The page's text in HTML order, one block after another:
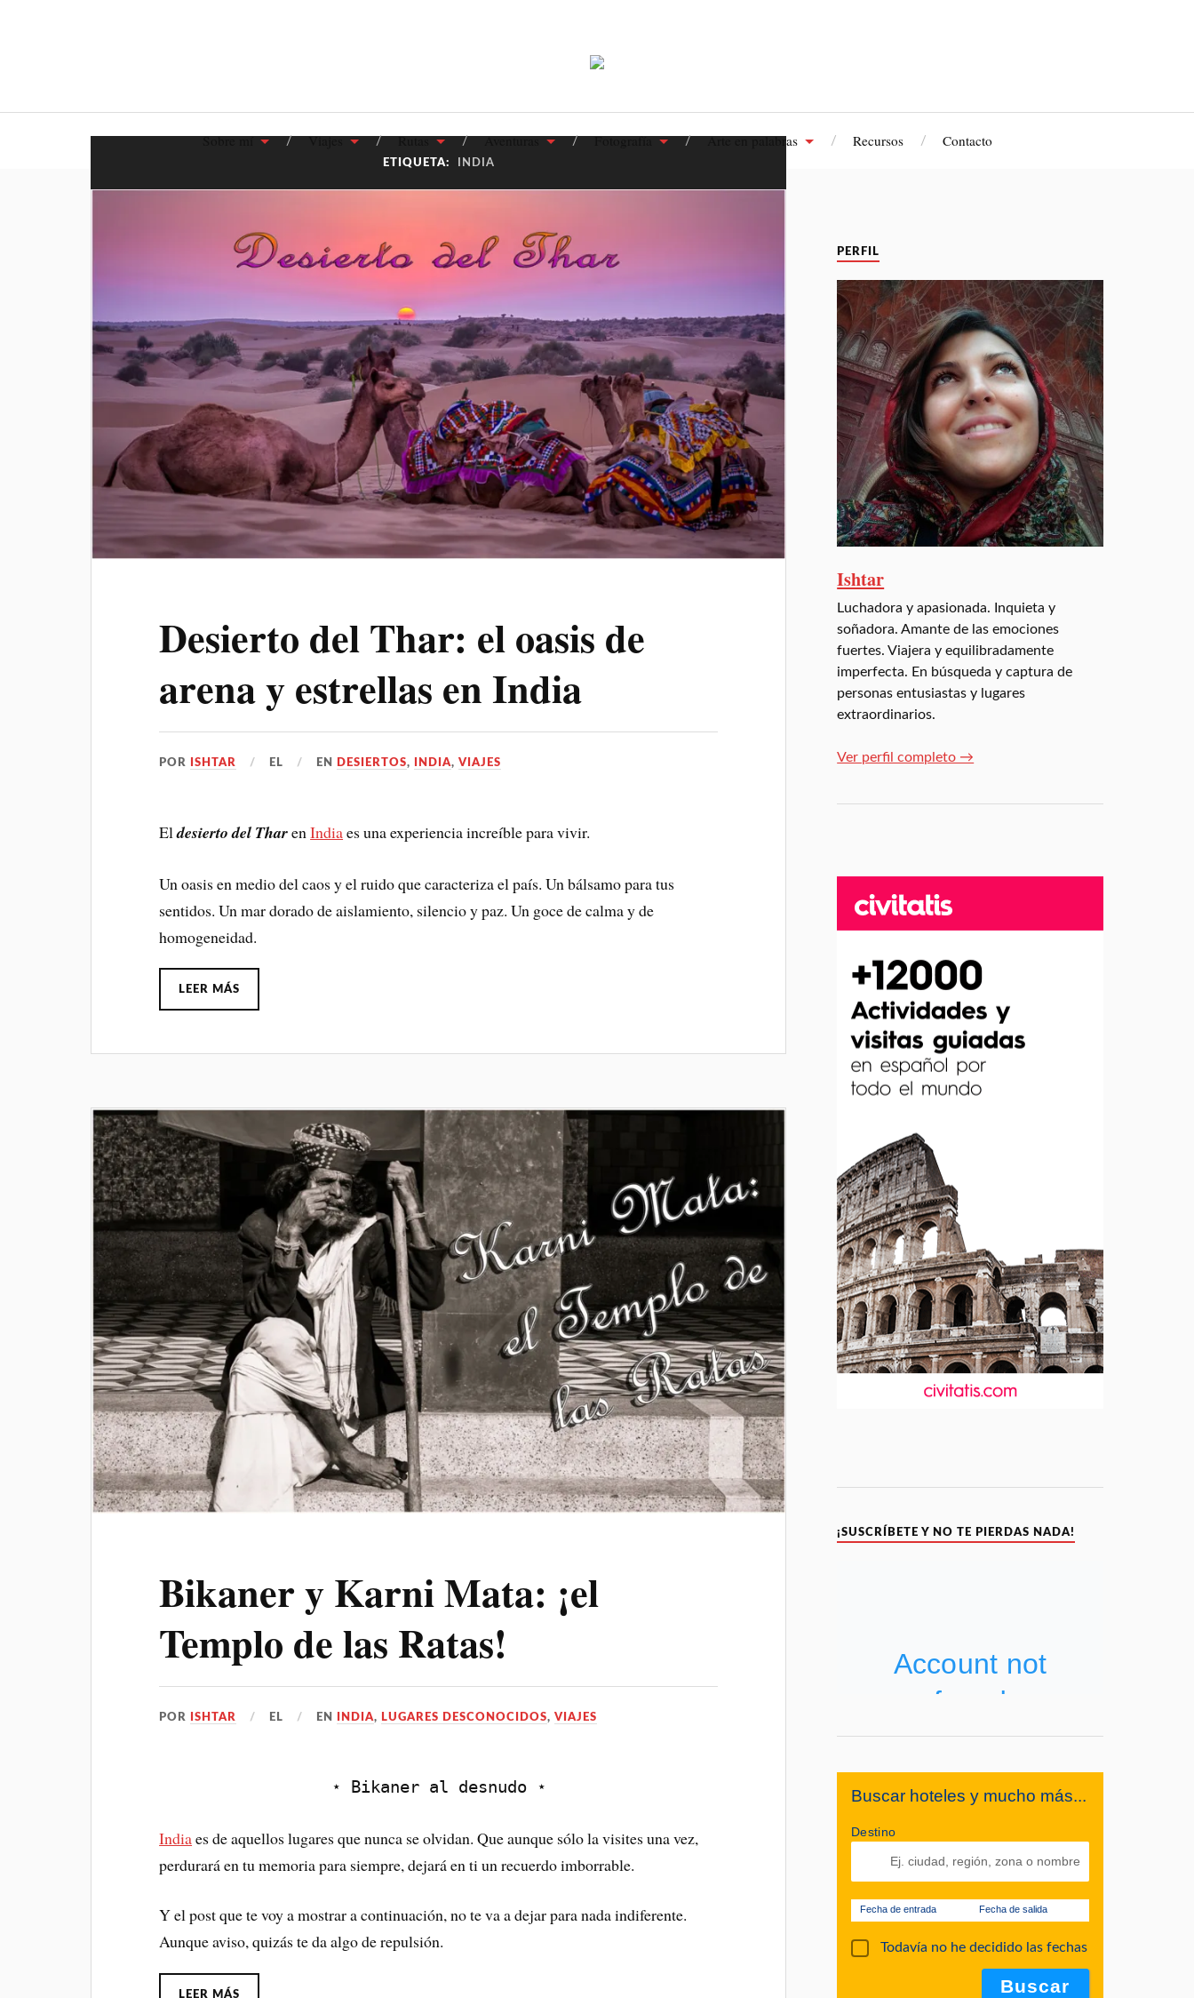
Sobre mí Viajes Rutas Aventuras Fotografía Arte en palabras Recursos Contacto
ETIQUETA: INDIA
Desierto del Thar: el oasis de
arena y estrellas en India
POR ISHTAR EL EN DESIERTOS, INDIA,VIAJES
Eldesierto del TharenIndiaes una experiencia increíble para vivir.
Un oasis en medio del caos y el ruido que caracteriza el país. Un bálsamo para tus
sentidos. Un mar dorado de aislamiento, silencio y paz. Un goce de calma y de
homogeneidad.
LEER MÁS
Bikaner y Karni Mata: ¡el
Templo de las Ratas!
POR ISHTAR EL EN INDIA, LUGARES DESCONOCIDOS,VIAJES
⋆ Bikaner al desnudo ⋆
Indiaes de aquellos lugares que nunca se olvidan. Que aunque sólo la visites una vez,
perdurará en tu memoria para siempre, dejará en ti un recuerdo imborrable.
Y el post que te voy a mostrar a continuación, no te va a dejar para nada indiferente.
Aunque aviso, quizás te da algo de repulsión.
LEER MÁS
PERFIL
Ishtar
Luchadora y apasionada. Inquieta y
soñadora. Amante de las emociones
fuertes. Viajera y equilibradamente
imperfecta. En búsqueda y captura de
personas entusiastas y lugares
extraordinarios.
Ver perfil completo →
¡SUSCRÍBETE Y NO TE PIERDAS NADA!
Buscar hoteles y mucho más...
Destino
Fecha de entrada Fecha de salida
Todavía no he decidido las fechas